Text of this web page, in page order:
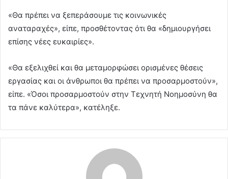
«Θα πρέπει να ξεπεράσουμε τις κοινωνικές
αναταραχές», είπε, προσθέτοντας ότι θα «δημιουργήσει
επίσης νέες ευκαιρίες».
«Θα εξελιχθεί και θα μεταμορφώσει ορισμένες θέσεις
εργασίας και οι άνθρωποι θα πρέπει να προσαρμοστούν»,
είπε. «Όσοι προσαρμοστούν στην Τεχνητή Νοημοσύνη θα
τα πάνε καλύτερα», κατέληξε.